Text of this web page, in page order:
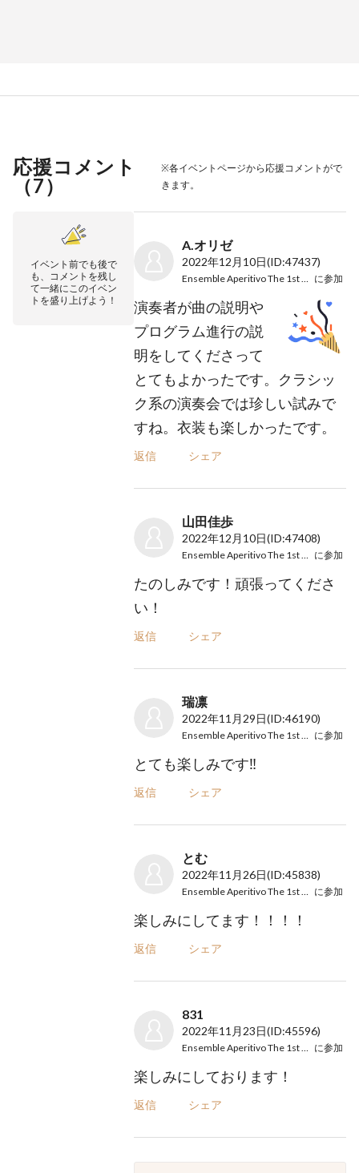
応援コメント
（7）
※各イベントページから応援コメントがで
きます。
イベント前でも後で
も、コメントを残し
て一緒にこのイベン
トを盛り上げよう！
A.オリゼ
2022年12月10日(ID:47437)
に参加
演奏者が曲の説明や
プログラム進行の説
明をしてくださって
とてもよかったです。クラシッ
ク系の演奏会では珍しい試みで
すね。衣装も楽しかったです。
返信 シェア
山田佳歩
2022年12月10日(ID:47408)
に参加
たのしみです！頑張ってくださ
い！
返信 シェア
瑞凛
2022年11月29日(ID:46190)
に参加
とても楽しみです‼️
返信 シェア
とむ
2022年11月26日(ID:45838)
に参加
楽しみにしてます！！！！
返信 シェア
831
2022年11月23日(ID:45596)
に参加
楽しみにしております！
返信 シェア